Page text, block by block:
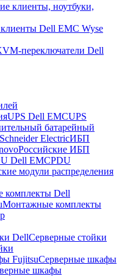
клиенты, ноутбуки,
Dell EMC Wyse
переключатели Dell
UPS Dell EMCUPS
батарейный
ElectricИБП
Российские ИБП
Dell EMCPDU
модули распределения
комплекты Dell
Монтажные комплекты
DellСерверные стойки
FujitsuСерверные шкафы
шкафы